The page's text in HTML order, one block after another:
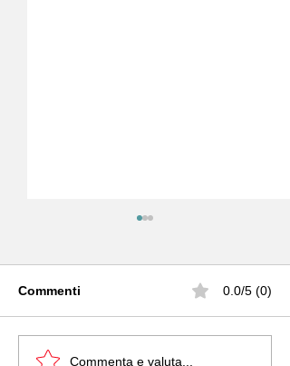
Commenti 0.0/5 (0)
Commenta e valuta...